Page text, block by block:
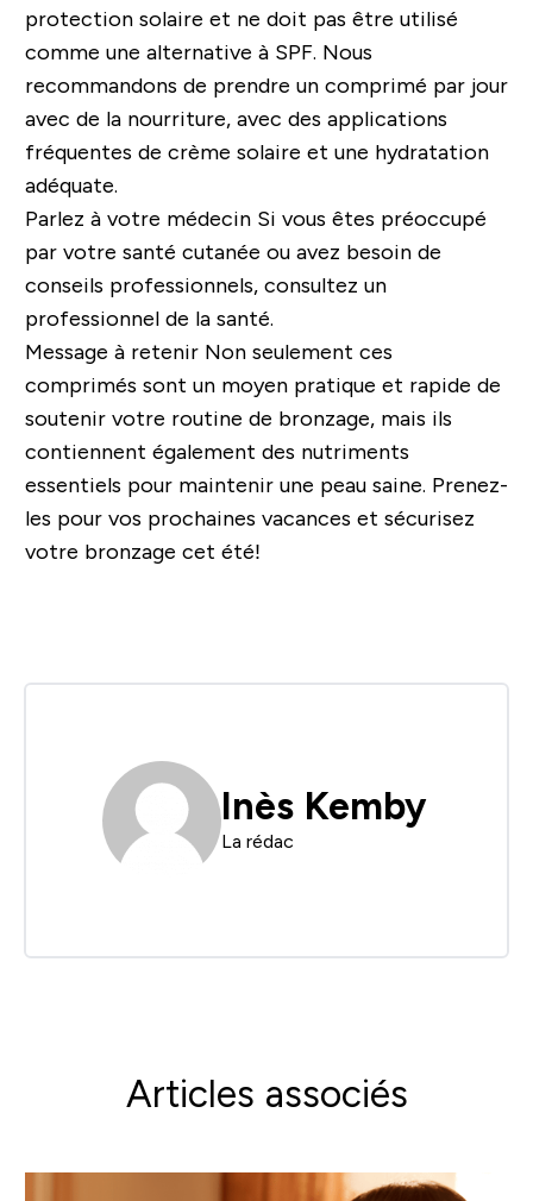
protection solaire et ne doit pas être utilisé
comme une alternative à SPF. Nous
recommandons de prendre un comprimé par jour
avec de la nourriture, avec des applications
fréquentes de crème solaire et une hydratation
adéquate.
Parlez à votre médecinSi vous êtes préoccupé
par votre santé cutanée ou avez besoin de
conseils professionnels, consultez un
professionnel de la santé.
Message à retenirNon seulement ces
comprimés sont un moyen pratique et rapide de
soutenir votre routine de bronzage, mais ils
contiennent également des nutriments
essentiels pour maintenir une peau saine. Prenez-
les pour vos prochaines vacances et sécurisez
votre bronzage cet été!
Inès Kemby
La rédac
Articles associés